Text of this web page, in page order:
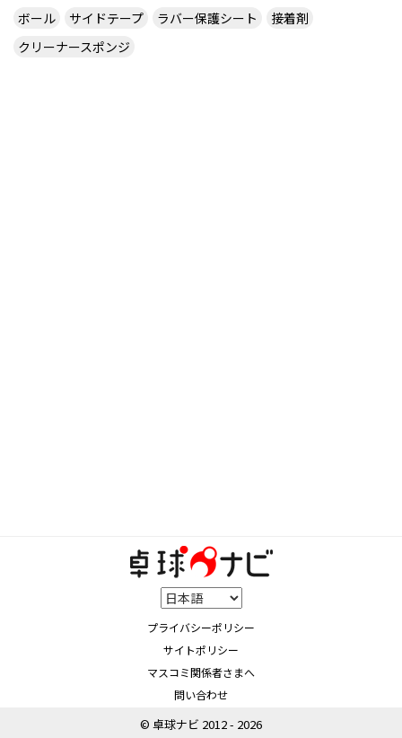
ボール
サイドテープ ラバー保護シート
接着剤
クリーナースポンジ
プライバシーポリシー
サイトポリシー
マスコミ関係者さまへ
問い合わせ
© 卓球ナビ 2012 - 2026